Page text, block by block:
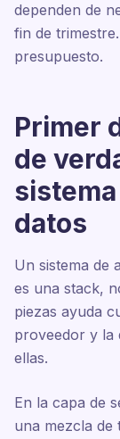
dependen de
fin de
presupuesto.
Primer
de
datos
Un sistema de
es una stack,
piezas ayuda
proveedor y la
ellas.
En la capa de
una mezcla de